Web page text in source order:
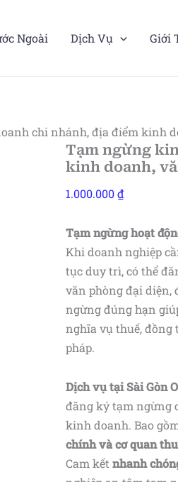
Ngoài Dịch Vụ Giới
chi nhánh, địa điểm kinh
Tạm ngừng
kinh doanh,
1.000.000₫
Tạm ngừng hoạt
Khi doanh nghiệp
tục duy trì, có thể
văn phòng đại diện,
ngừng đúng hạn
nghĩa vụ thuế, đồng
pháp.
Dịch vụ tại Sài Gòn
đăng ký tạm ngừng
kinh doanh. Bao
chính và cơ quan
Cam kết nhanh